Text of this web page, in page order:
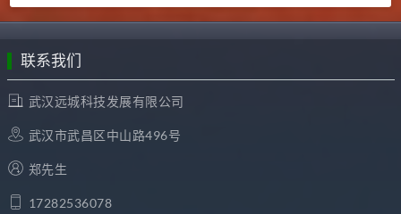
联系我们
武汉远城科技发展有限公司
武汉市武昌区中山路496号
郑先生
17282536078